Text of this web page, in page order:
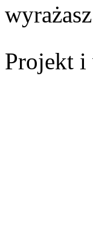
Projekt i